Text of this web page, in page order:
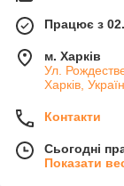
Працює з
м. Харків
Ул.
Харків,
Контакти
Сьогодні
Показати